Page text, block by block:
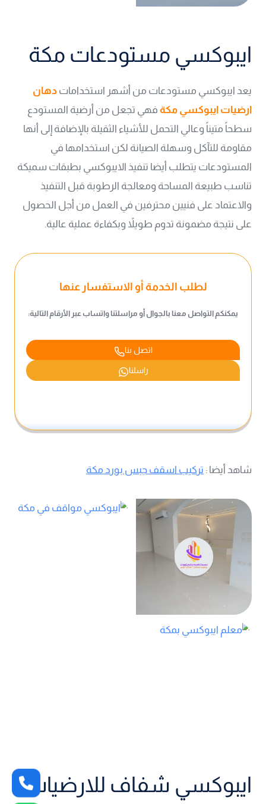
ايبوكسي مستودعات مكة
يعد ايبوكسي مستودعات من أشهر استخدامات دهان
ارضيات ايبوكسي مكة فهي تجعل من أرضية المستودع
سطحاً متيناً وعالي التحمل للأشياء الثقيلة بالإضافة إلى أنها
مقاومة للتآكل وسهلة الصيانة لكن استخدامها في
المستودعات يتطلب أيضا تنفيذ الايبوكسي بطبقات سميكة
تناسب طبيعة المساحة ومعالجة الرطوبة قبل التنفيذ
والاعتماد على فنيين محترفين في العمل من أجل الحصول
على نتيجة مضمونة تدوم طويلاً وبكفاءة عملية عالية.
لطلب الخدمة أو الاستفسار عنها
يمكنكم التواصل معنا بالجوال أو مراسلتنا واتساب عبر الأرقام التالية:
اتصل بنا
راسلنا
شاهد أيضا : تركيب اسقف جبس بورد مكة
ايبوكسي شفاف للارضيات